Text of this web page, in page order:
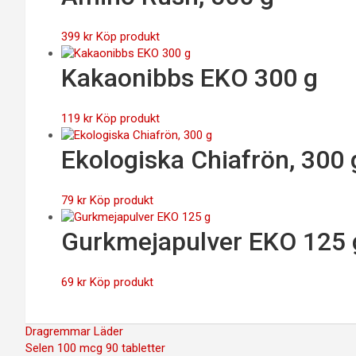
399 kr Köp produkt
Kakaonibbs EKO 300 g
119 kr Köp produkt
Ekologiska Chiafrön, 300
79 kr Köp produkt
Gurkmejapulver EKO 125
69 kr Köp produkt
Inläggsnavigering
Dragremmar Läder
Selen 100 mcg 90 tabletter